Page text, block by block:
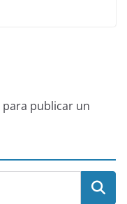
para publicar un